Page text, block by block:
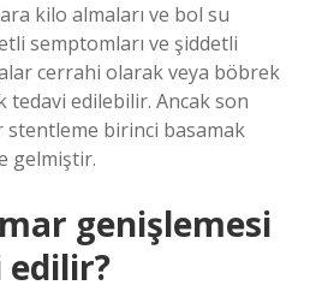
kilo almaları ve bol su
semptomları ve şiddetli
cerrahi olarak veya böbrek
tedavi edilebilir. Ancak son
stentleme birinci basamak
gelmiştir.
genişlemesi
edilir?